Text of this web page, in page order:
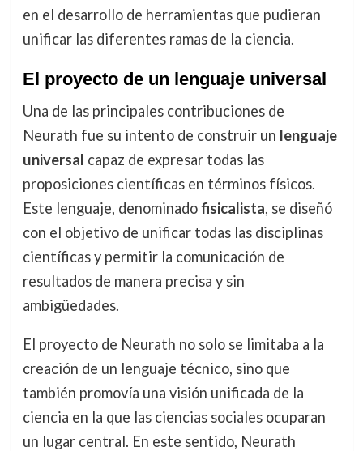
en el desarrollo de herramientas que pudieran
unificar las diferentes ramas de la ciencia.
El proyecto de un lenguaje universal
Una de las principales contribuciones de
Neurath fue su intento de construir un lenguaje
universal capaz de expresar todas las
proposiciones científicas en términos físicos.
Este lenguaje, denominadofisicalista, se diseñó
con el objetivo de unificar todas las disciplinas
científicas y permitir la comunicación de
resultados de manera precisa y sin
ambigüedades.
El proyecto de Neurath no solo se limitaba a la
creación de un lenguaje técnico, sino que
también promovía una visión unificada de la
ciencia en la que las ciencias sociales ocuparan
un lugar central. En este sentido, Neurath